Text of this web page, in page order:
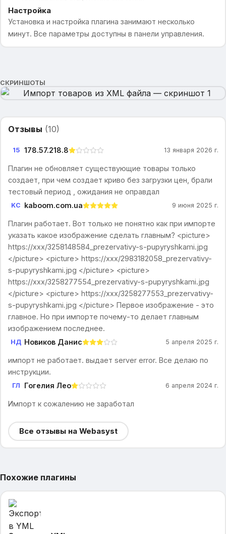
Настройка
Установка и настройка плагина занимают несколько
минут. Все параметры доступны в панели управления.
СКРИНШОТЫ
Отзывы (10)
15 178.57.218.8 13 января 2026 г.
Плагин не обновляет существующие товары только
создает, при чем создает криво без загрузки цен, брали
тестовый период , ожидания не оправдал
KC kaboom.com.ua 9 июня 2025 г.
Плагин работает. Вот только не понятно как при импорте
указать какое изображение сделать главным? <picture>
https://xxx/3258148584_prezervativy-s-pupyryshkami.jpg
</picture> <picture> https://xxx/2983182058_prezervativy-
s-pupyryshkami.jpg </picture> <picture>
https://xxx/3258277554_prezervativy-s-pupyryshkami.jpg
</picture> <picture> https://xxx/3258277553_prezervativy-
s-pupyryshkami.jpg </picture> Первое изображение - это
главное. Но при импорте почему-то делает главным
изображением последнее.
НД Новиков Данис 5 апреля 2025 г.
импорт не работает. выдает server error. Все делаю по
инструкции.
ГЛ Гогелия Лео 6 апреля 2024 г.
Импорт к сожалению не заработал
Все отзывы на Webasyst
Похожие плагины